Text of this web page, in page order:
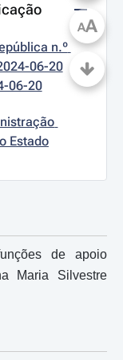
n.º
06-20
06-20
Estado
de apoio
Maria Silvestre
AA